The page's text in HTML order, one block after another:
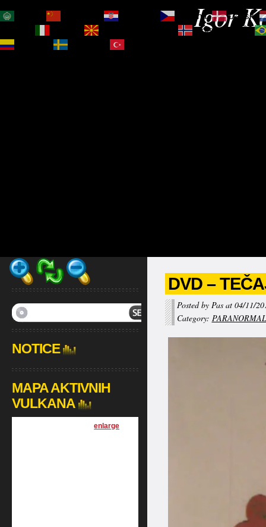
Igor
DVD –
Posted by Pas at 04/11/
Category:
NOTICE
MAPA AKTIVNIH
VULKANA
[enlarge
Čeština‎
Dansk
Norsk bokmål